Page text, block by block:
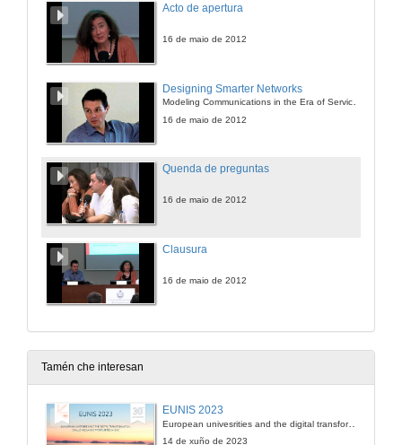
Acto de apertura
16 de maio de 2012
Designing Smarter Networks
Modeling Communications in the Era of Service Awareness, Social Networks and the Smart Grid
16 de maio de 2012
Quenda de preguntas
16 de maio de 2012
Clausura
16 de maio de 2012
Tamén che interesan
EUNIS 2023
European univesrities and the digital transformation: challenges and opportunities ahead
14 de xuño de 2023